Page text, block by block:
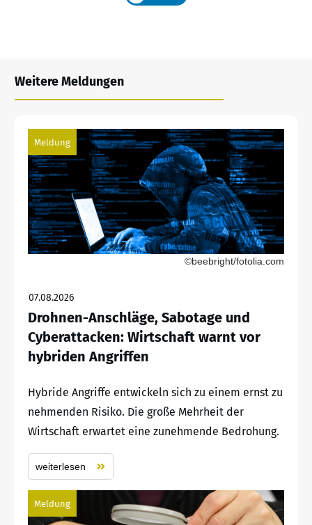
Weitere Meldungen
Meldung
©beebright/fotolia.com
07.08.2026
Drohnen-Anschläge, Sabotage und
Cyberattacken: Wirtschaft warnt vor
hybriden Angriffen
Hybride Angriffe entwickeln sich zu einem ernst zu
nehmenden Risiko. Die große Mehrheit der
Wirtschaft erwartet eine zunehmende Bedrohung.
weiterlesen
Meldung